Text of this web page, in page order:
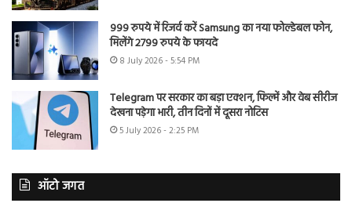
999 रुपये में रिजर्व करें Samsung का नया फोल्डेबल फोन,
मिलेंगे 2799 रुपये के फायदे
8 July 2026 - 5:54 PM
Telegram पर सरकार का बड़ा एक्शन, फिल्में और वेब सीरीज
देखना पड़ेगा भारी, तीन दिनों में दूसरा नोटिस
5 July 2026 - 2:25 PM
ऑटो जगत